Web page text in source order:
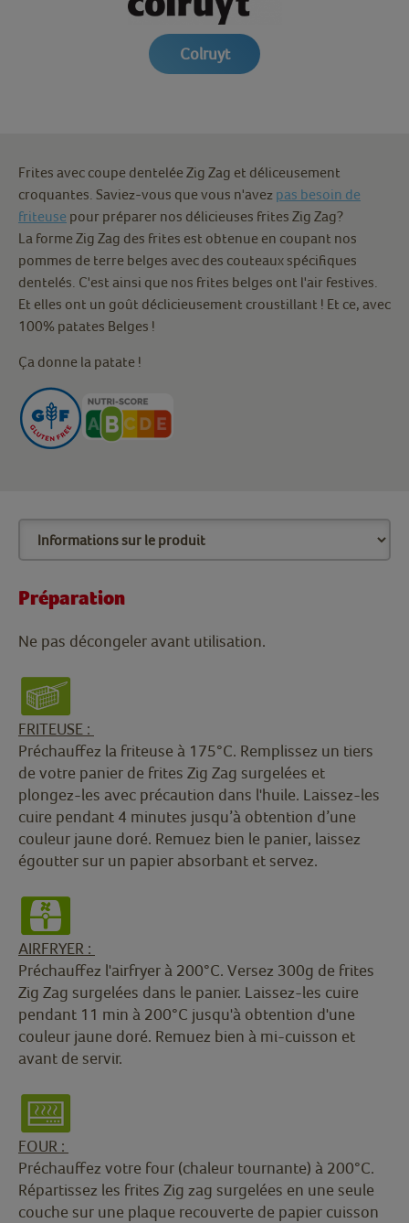
Colruyt
Frites avec coupe dentelée Zig Zag et déliceusement
croquantes. Saviez-vous que vous n'avez pas besoin de
friteuse pour préparer nos délicieuses frites Zig Zag?
La forme Zig Zag des frites est obtenue en coupant nos
pommes de terre belges avec des couteaux spécifiques
dentelés. C'est ainsi que nos frites belges ont l'air festives.
Et elles ont un goût déclicieusement croustillant ! Et ce, avec
100% patates Belges !
Ça donne la patate !
Préparation
Ne pas décongeler avant utilisation.
FRITEUSE :
Préchauffez la friteuse à 175°C. Remplissez un tiers
de votre panier de frites Zig Zag surgelées et
plongez-les avec précaution dans l'huile. Laissez-les
cuire pendant 4 minutes jusqu’à obtention d’une
couleur jaune doré. Remuez bien le panier, laissez
égoutter sur un papier absorbant et servez.
AIRFRYER :
Préchauffez l'airfryer à 200°C. Versez 300g de frites
Zig Zag surgelées dans le panier. Laissez-les cuire
pendant 11 min à 200°C jusqu'à obtention d'une
couleur jaune doré. Remuez bien à mi-cuisson et
avant de servir.
FOUR :
Préchauffez votre four (chaleur tournante) à 200°C.
Répartissez les frites Zig zag surgelées en une seule
couche sur une plaque recouverte de papier cuisson